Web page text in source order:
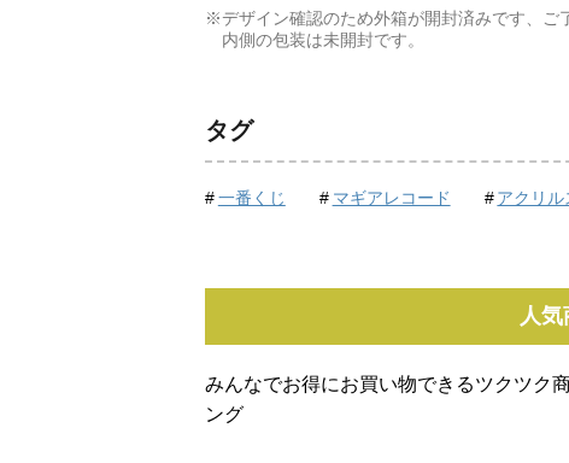
※デザイン確認のため外箱が開封済みです、ご
内側の包装は未開封です。
タグ
一番くじ マギアレコード アクリル
人
みんなでお得にお買い物できるツクツク
ング